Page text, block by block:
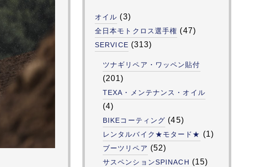
オイル (3)
全日本モトクロス選手権 (47)
SERVICE (313)
ツナギリペア・ワッペン貼付
(201)
TEXA・メンテナンス・オイル
(4)
BIKEコーティング (45)
レンタルバイク★モタード★ (1)
ブーツリペア (52)
サスペンションSPINACH (15)